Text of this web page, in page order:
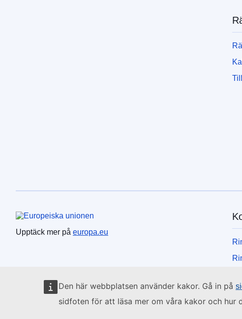
Den här webbplatsen använder kakor. Gå in på
sidfoten för att läsa mer om våra kakor och hur
Europeiska unionen
Upptäck mer på europa.eu